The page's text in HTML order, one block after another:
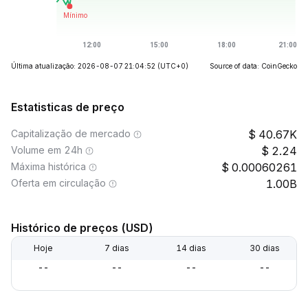
Última atualização: 2026-08-07 21:04:52 (UTC+0) Source of data: CoinGecko
Estatisticas de preço
Capitalização de mercado 40.67K
Volume em 24h 2.24
Máxima histórica 0.00060261
Oferta em circulação 1.00B
Histórico de preços (USD)
Hoje 7 dias 14 dias 30 dias
-- -- -- --